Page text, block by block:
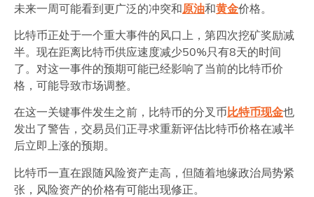
未来一周可能看到更广泛的冲突和原油和黄金价格。
比特币正处于一个重大事件的风口上，第四次挖矿奖励减
半。现在距离比特币供应速度减少50%只有8天的时间
了。对这一事件的预期可能已经影响了当前的比特币价
格，可能导致市场调整。
在这一关键事件发生之前，比特币的分叉币 比特币现金也
发出了警告，交易员们正寻求重新评估比特币价格在减半
后立即上涨的预期。
比特币一直在跟随风险资产走高，但随着地缘政治局势紧
张，风险资产的价格有可能出现修正。